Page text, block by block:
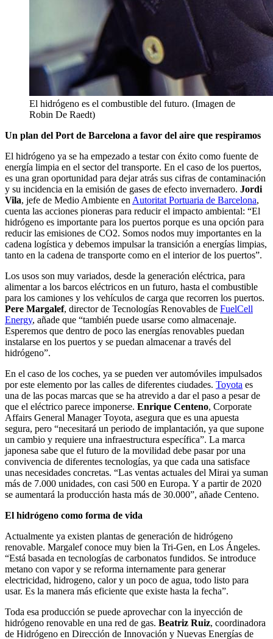
El hidrógeno es el combustible del futuro. (Imagen de
Robin De Raedt)
Un plan del Port de Barcelona a favor del aire que respiramos
El hidrógeno ya se ha empezado a testar con éxito como fuente de
energía limpia en el sector del transporte. En el caso de los puertos,
es una gran oportunidad para dejar atrás sus cifras de contaminación
y su incidencia en la emisión de gases de efecto invernadero. Jordi
Vila, jefe de Medio Ambiente en Autoritat Portuaria de Barcelona,
cuenta las acciones pioneras para reducir el impacto ambiental: “El
hidrógeno es importante para los puertos porque es una opción para
reducir las emisiones de CO2. Somos nodos muy importantes en la
cadena logística y debemos impulsar la transición a energías limpias,
tanto en la cadena de transporte como en el interior de los puertos”.
Los usos son muy variados, desde la generación eléctrica, para
alimentar a los barcos eléctricos en un futuro, hasta el combustible
para los camiones y los vehículos de carga que recorren los puertos.
Pere Margalef, director de Tecnologías Renovables de FuelCell
Energy, añade que “también puede usarse como almacenaje.
Esperemos que dentro de poco las energías renovables puedan
instalarse en los puertos y se puedan almacenar a través del
hidrógeno”.
En el caso de los coches, ya se pueden ver automóviles impulsados
por este elemento por las calles de diferentes ciudades. Toyota es
una de las pocas marcas que se ha atrevido a dar el paso a pesar de
que el eléctrico parece imponerse. Enrique Centeno, Corporate
Affairs General Manager Toyota, asegura que es una apuesta
segura, pero “necesitará un periodo de implantación, ya que supone
un cambio y requiere una infraestructura específica”. La marca
japonesa sabe que el futuro de la movilidad debe pasar por una
convivencia de diferentes tecnologías, ya que cada una satisface
unas necesidades concretas. “Las ventas actuales del Mirai ya suman
más de 7.000 unidades, con casi 500 en Europa. Y a partir de 2020
se aumentará la producción hasta más de 30.000”, añade Centeno.
El hidrógeno como forma de vida
Actualmente ya existen plantas de generación de hidrógeno
renovable. Margalef conoce muy bien la Tri-Gen, en Los Ángeles.
“Está basada en tecnologías de carbonatos fundidos. Se introduce
metano con vapor y se reforma internamente para generar
electricidad, hidrogeno, calor y un poco de agua, todo listo para
usar. Es la manera más eficiente que existe hasta la fecha”.
Toda esa producción se puede aprovechar con la inyección de
hidrógeno renovable en una red de gas. Beatriz Ruiz, coordinadora
de Hidrógeno en Dirección de Innovación y Nuevas Energías de